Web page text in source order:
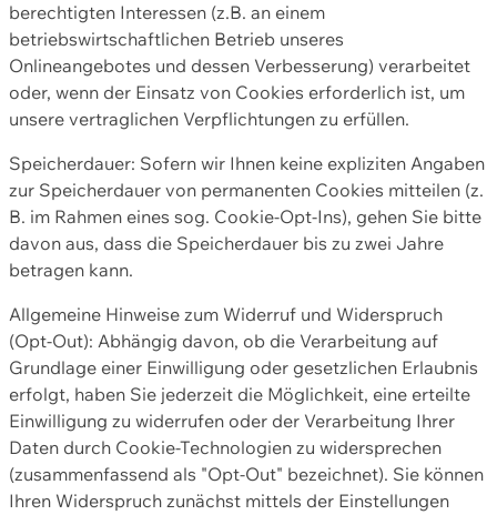
berechtigten Interessen (z.B. an einem
betriebswirtschaftlichen Betrieb unseres
Onlineangebotes und dessen Verbesserung) verarbeitet
oder, wenn der Einsatz von Cookies erforderlich ist, um
unsere vertraglichen Verpflichtungen zu erfüllen.
Speicherdauer: Sofern wir Ihnen keine expliziten Angaben
zur Speicherdauer von permanenten Cookies mitteilen (z.
B. im Rahmen eines sog. Cookie-Opt-Ins), gehen Sie bitte
davon aus, dass die Speicherdauer bis zu zwei Jahre
betragen kann.
Allgemeine Hinweise zum Widerruf und Widerspruch
(Opt-Out): Abhängig davon, ob die Verarbeitung auf
Grundlage einer Einwilligung oder gesetzlichen Erlaubnis
erfolgt, haben Sie jederzeit die Möglichkeit, eine erteilte
Einwilligung zu widerrufen oder der Verarbeitung Ihrer
Daten durch Cookie-Technologien zu widersprechen
(zusammenfassend als "Opt-Out" bezeichnet). Sie können
Ihren Widerspruch zunächst mittels der Einstellungen